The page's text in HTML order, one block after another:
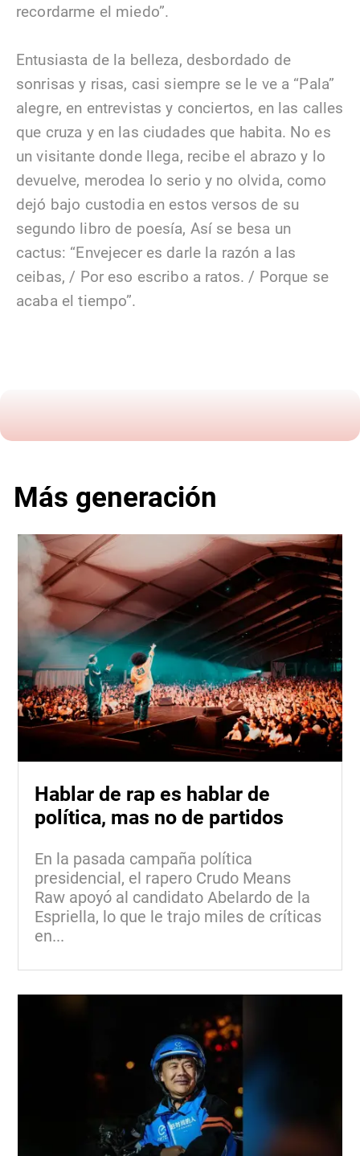
recordarme el miedo”.
Entusiasta de la belleza, desbordado de
sonrisas y risas, casi siempre se le ve a “Pala”
alegre, en entrevistas y conciertos, en las calles
que cruza y en las ciudades que habita. No es
un visitante donde llega, recibe el abrazo y lo
devuelve, merodea lo serio y no olvida, como
dejó bajo custodia en estos versos de su
segundo libro de poesía, Así se besa un
cactus: “Envejecer es darle la razón a las
ceibas, / Por eso escribo a ratos. / Porque se
acaba el tiempo”.
Más generación
Hablar de rap es hablar de
política, mas no de partidos
En la pasada campaña política
presidencial, el rapero Crudo Means
Raw apoyó al candidato Abelardo de la
Espriella, lo que le trajo miles de críticas
en...